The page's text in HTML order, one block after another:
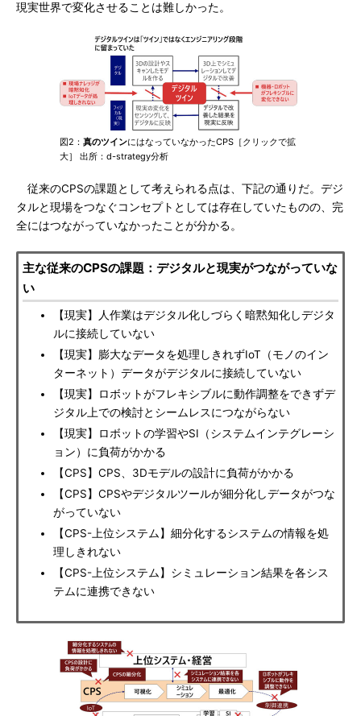
現実世界で変化させることは難しかった。
図2： 真のツインにはなっていなかったCPS［クリックで拡
大］ 出所：d-strategy分析
従来のCPSの課題として考えられる点は、下記の通りだ。デジ
タルと現場をつなぐコンセプトとしては存在していたものの、完
全にはつながっていなかったことが分かる。
主な従来のCPSの課題：デジタルと現実がつながっていな
い
【現実】人作業はデジタル化しづらく暗黙知化しデジタ
ルに接続していない
【現実】膨大なデータを処理しきれずIoT（モノのイン
ターネット）データがデジタルに接続していない
【現実】ロボットがフレキシブルに動作調整をできずデ
ジタル上での検討とシームレスにつながらない
【現実】ロボットの学習やSI（システムインテグレーシ
ョン）に負荷がかかる
【CPS】CPS、3Dモデルの設計に負荷がかかる
【CPS】CPSやデジタルツールが細分化しデータがつな
がっていない
【CPS-上位システム】細分化するシステムの情報を処
理しきれない
【CPS-上位システム】シミュレーション結果を各シス
テムに連携できない